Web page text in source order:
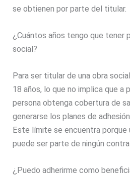
se obtienen por parte del titular.
¿Cuántos años tengo que tener
social?
Para ser titular de una obra
18 años, lo que no implica que a
persona obtenga cobertura de
generarse los planes de
Este límite se encuentra porque
puede ser parte de ningún
¿Puedo adherirme como